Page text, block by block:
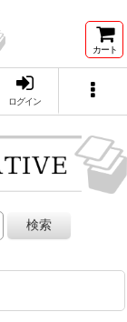
カート
ログイン
検索